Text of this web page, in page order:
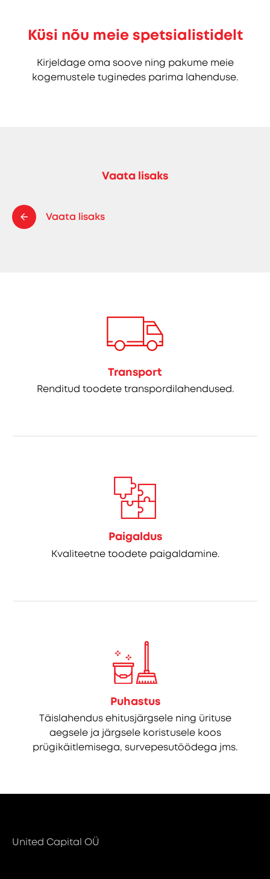
Küsi nõu meie spetsialistidelt
Kirjeldage oma soove ning pakume meie
kogemustele tuginedes parima lahenduse.
Vaata lisaks
Vaata lisaks
Transport
Renditud toodete transpordilahendused.
Paigaldus
Kvaliteetne toodete paigaldamine.
Puhastus
Täislahendus ehitusjärgsele ning ürituse
aegsele ja järgsele koristusele koos
prügikäitlemisega, survepesutöödega jms.
United Capital OÜ